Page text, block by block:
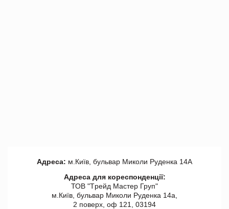
Адреса: м.Київ, бульвар Миколи Руденка 14А
Адреса для кореспонденції:
ТОВ "Tрейд Мастер Груп"
м.Київ, бульвар Миколи Руденка 14а,
2 поверх, оф 121, 03194